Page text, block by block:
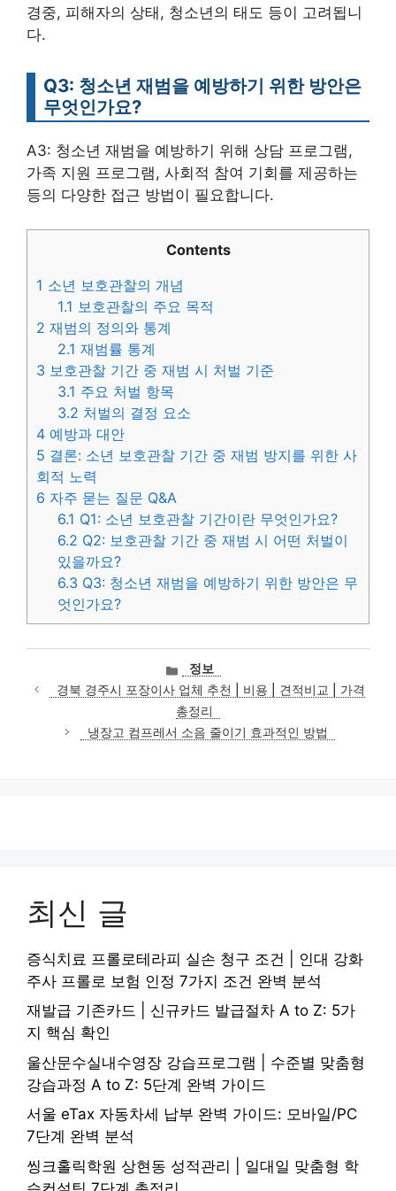
경중, 피해자의 상태, 청소년의 태도 등이 고려됩니
다.
Q3: 청소년 재범을 예방하기 위한 방안은
무엇인가요?
A3: 청소년 재범을 예방하기 위해 상담 프로그램,
가족 지원 프로그램, 사회적 참여 기회를 제공하는
등의 다양한 접근 방법이 필요합니다.
Contents
1 소년 보호관찰의 개념
1.1 보호관찰의 주요 목적
2 재범의 정의와 통계
2.1 재범률 통계
3 보호관찰 기간 중 재범 시 처벌 기준
3.1 주요 처벌 항목
3.2 처벌의 결정 요소
4 예방과 대안
5 결론: 소년 보호관찰 기간 중 재범 방지를 위한 사
회적 노력
6 자주 묻는 질문 Q&A
6.1 Q1: 소년 보호관찰 기간이란 무엇인가요?
6.2 Q2: 보호관찰 기간 중 재범 시 어떤 처벌이
있을까요?
6.3 Q3: 청소년 재범을 예방하기 위한 방안은 무
엇인가요?
카
테
고
리
정보
경북 경주시 포장이사 업체 추천 | 비용 | 견적비교 | 가격
총정리
냉장고 컴프레서 소음 줄이기 효과적인 방법
최신 글
증식치료 프롤로테라피 실손 청구 조건 | 인대 강화
주사 프롤로 보험 인정 7가지 조건 완벽 분석
재발급 기존카드 | 신규카드 발급절차 A to Z: 5가
지 핵심 확인
울산문수실내수영장 강습프로그램 | 수준별 맞춤형
강습과정 A to Z: 5단계 완벽 가이드
서울 eTax 자동차세 납부 완벽 가이드: 모바일/PC
7단계 완벽 분석
씽크홀릭학원 상현동 성적관리 | 일대일 맞춤형 학